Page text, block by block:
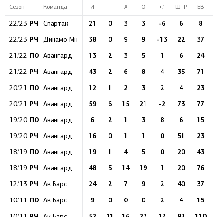
Сезон Команда И Г А О +/- ШТР БВ
22/23 РЧ Спартак 21 0 3 3 -6 6 8
22/23 РЧ Динамо Мн 38 0 9 9 -13 22 37
21/22 ПО Авангард 13 2 3 5 1 6 24
21/22 РЧ Авангард 43 2 6 8 4 35 71
20/21 ПО Авангард 12 1 2 3 2 4 23
20/21 РЧ Авангард 59 6 15 21 -2 73 77
19/20 ПО Авангард 6 2 1 3 8 6 15
19/20 РЧ Авангард 16 0 1 1 0 51 23
18/19 ПО Авангард 19 1 4 5 0 20 43
18/19 РЧ Авангард 48 5 14 19 1 20 76
12/13 РЧ Ак Барс 24 2 7 9 2 40 37
10/11 ПО Ак Барс 9 0 0 0 2 4 15